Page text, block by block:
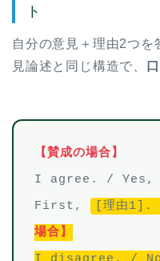
ト
自分の意見＋理由2つ
見論述と同じ構造で、
【賛成の場合】
I agree. /
First,
[理由
場合】